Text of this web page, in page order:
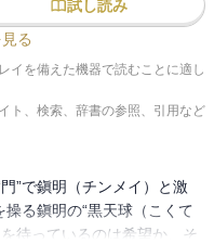
試し読み
る
イを備えた機器で読むことに適し
ト、検索、辞書の参照、引用など
”で鎭明（チンメイ）と激
る鎭明の“黒天球（こくて
待っているのは希望か、そ